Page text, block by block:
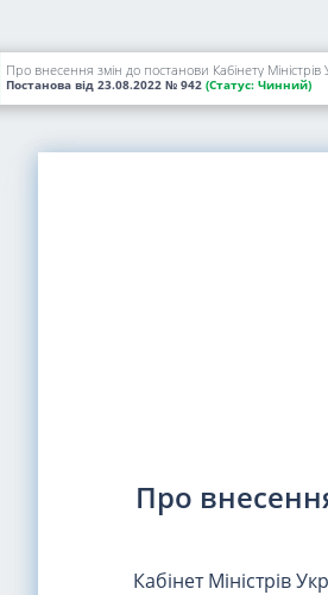
Про внесення змін до постанови Кабінету
Постанова від 23.08.2022 № 942 (Статус: Чинний)
Про
Кабінет Міністрів